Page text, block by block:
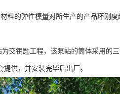
料的弹性模量对所生产的产品环刚度
交钥匙工程，该泵站的筒体采用的
供，并安装完毕后出厂。